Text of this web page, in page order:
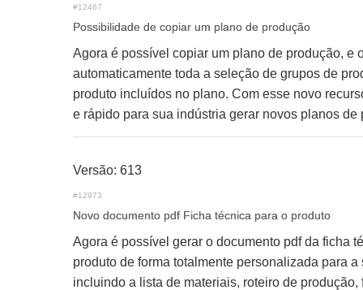
#12467
Possibilidade de copiar um plano de produção
Agora é possível copiar um plano de produção, e
automaticamente toda a seleção de grupos de
produto incluídos no plano. Com esse novo
e rápido para sua indústria gerar novos planos de
Versão: 613
#12973
Novo documento pdf Ficha técnica para o produto
Agora é possível gerar o documento pdf da ficha
produto de forma totalmente personalizada para a
incluindo a lista de materiais, roteiro de produção,